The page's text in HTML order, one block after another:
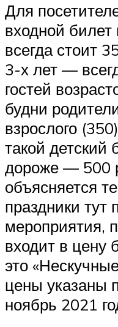
Для
входной
всегда стоит
3-х лет —
гостей
будни
взрослого
такой детский
дороже — 500
объясняется
праздники тут
мероприятия,
входит в цену
это
цены указаны
ноябрь 2021